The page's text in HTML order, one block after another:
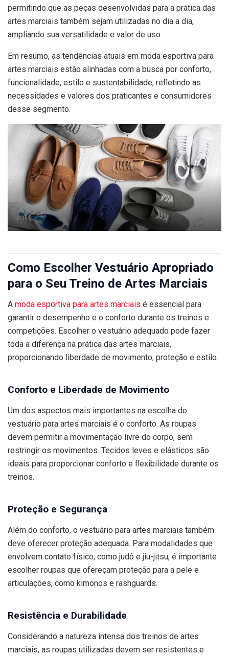
permitindo que as peças desenvolvidas para a prática das
artes marciais também sejam utilizadas no dia a dia,
ampliando sua versatilidade e valor de uso.
Em resumo, as tendências atuais em moda esportiva para
artes marciais estão alinhadas com a busca por conforto,
funcionalidade, estilo e sustentabilidade, refletindo as
necessidades e valores dos praticantes e consumidores
desse segmento.
Como Escolher Vestuário Apropriado
para o Seu Treino de Artes Marciais
A moda esportiva para artes marciais é essencial para
garantir o desempenho e o conforto durante os treinos e
competições. Escolher o vestuário adequado pode fazer
toda a diferença na prática das artes marciais,
proporcionando liberdade de movimento, proteção e estilo.
Conforto e Liberdade de Movimento
Um dos aspectos mais importantes na escolha do
vestuário para artes marciais é o conforto. As roupas
devem permitir a movimentação livre do corpo, sem
restringir os movimentos. Tecidos leves e elásticos são
ideais para proporcionar conforto e flexibilidade durante os
treinos.
Proteção e Segurança
Além do conforto, o vestuário para artes marciais também
deve oferecer proteção adequada. Para modalidades que
envolvem contato físico, como judô e jiu-jitsu, é importante
escolher roupas que ofereçam proteção para a pele e
articulações, como kimonos e rashguards.
Resistência e Durabilidade
Considerando a natureza intensa dos treinos de artes
marciais, as roupas utilizadas devem ser resistentes e